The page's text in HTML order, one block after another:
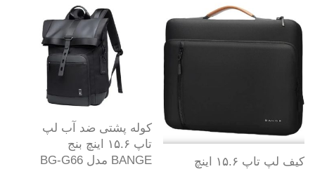
کیف لپ تاپ ۱۵.۶ اینچ
کوله پشتی ضد آب لپ
تاپ ۱۵.۶ اینچ بنج
BANGE مدل BG-G66